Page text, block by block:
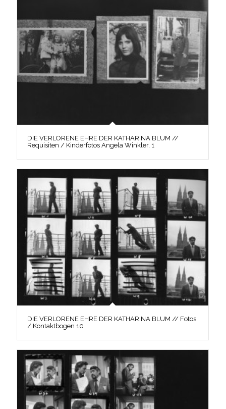
DIE VERLORENE EHRE DER KATHARINA BLUM //
Requisiten / Kinderfotos Angela Winkler, 1
DIE VERLORENE EHRE DER KATHARINA BLUM // Fotos
/ Kontaktbogen 10